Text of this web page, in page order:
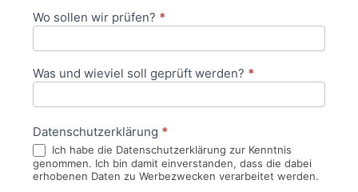
Wo sollen wir prüfen? *
Was und wieviel soll geprüft werden? *
Datenschutzerklärung *
Ich habe die Datenschutzerklärung zur Kenntnis
genommen. Ich bin damit einverstanden, dass die dabei
erhobenen Daten zu Werbezwecken verarbeitet werden.